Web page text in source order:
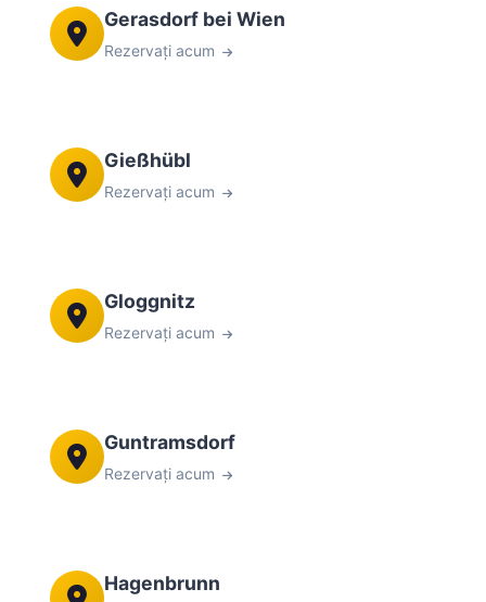
Gerasdorf bei Wien
Rezervați acum
Gießhübl
Rezervați acum
Gloggnitz
Rezervați acum
Guntramsdorf
Rezervați acum
Hagenbrunn